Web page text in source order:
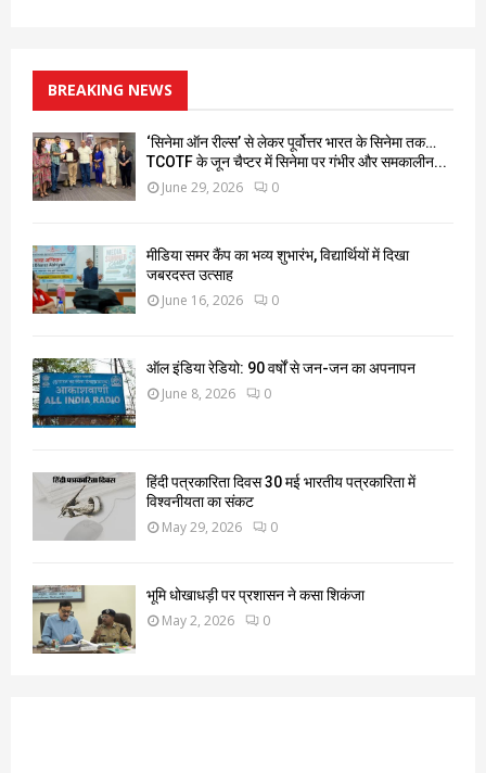
BREAKING NEWS
‘सिनेमा ऑन रील्स’ से लेकर पूर्वोत्तर भारत के सिनेमा तक…
TCOTF के जून चैप्टर में सिनेमा पर गंभीर और समकालीन...
June 29, 2026 0
मीडिया समर कैंप का भव्य शुभारंभ, विद्यार्थियों में दिखा
जबरदस्त उत्साह
June 16, 2026 0
ऑल इंडिया रेडियो: 90 वर्षों से जन-जन का अपनापन
June 8, 2026 0
हिंदी पत्रकारिता दिवस 30 मई भारतीय पत्रकारिता में
विश्वनीयता का संकट
May 29, 2026 0
भूमि धोखाधड़ी पर प्रशासन ने कसा शिकंजा
May 2, 2026 0